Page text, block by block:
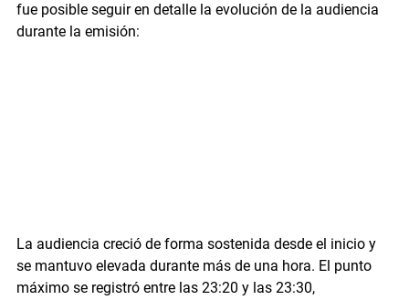
fue posible seguir en detalle la evolución de la audiencia
durante la emisión:
La audiencia creció de forma sostenida desde el inicio y
se mantuvo elevada durante más de una hora. El punto
máximo se registró entre las 23:20 y las 23:30,